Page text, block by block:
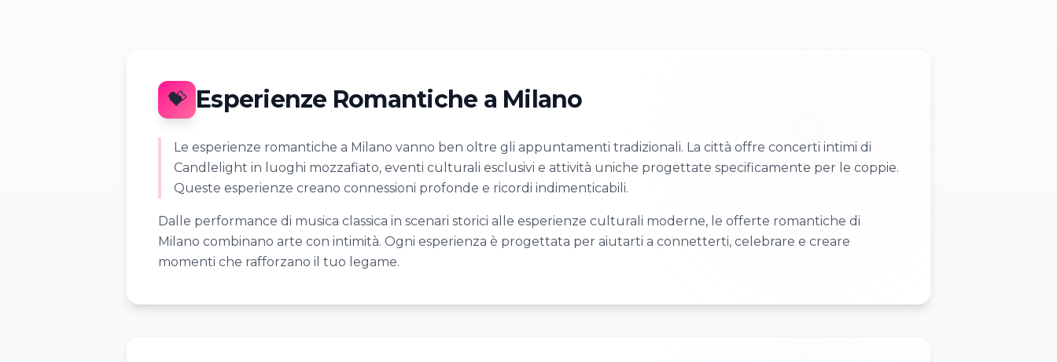
💝 Esperienze Romantiche a Milano
Le esperienze romantiche a Milano vanno ben oltre gli appuntamenti tradizionali. La città offre concerti intimi di
Candlelight in luoghi mozzafiato, eventi culturali esclusivi e attività uniche progettate specificamente per le coppie.
Queste esperienze creano connessioni profonde e ricordi indimenticabili.
Dalle performance di musica classica in scenari storici alle esperienze culturali moderne, le offerte romantiche di
Milano combinano arte con intimità. Ogni esperienza è progettata per aiutarti a connetterti, celebrare e creare
momenti che rafforzano il tuo legame.